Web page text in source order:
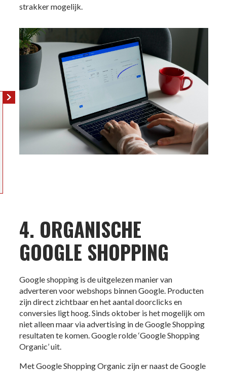
strakker mogelijk.
4. ORGANISCHE
GOOGLE SHOPPING
Google shopping is de uitgelezen manier van
adverteren voor webshops binnen Google. Producten
zijn direct zichtbaar en het aantal doorclicks en
conversies ligt hoog. Sinds oktober is het mogelijk om
niet alleen maar via advertising in de Google Shopping
resultaten te komen. Google rolde ‘Google Shopping
Organic’ uit.
Met Google Shopping Organic zijn er naast de Google